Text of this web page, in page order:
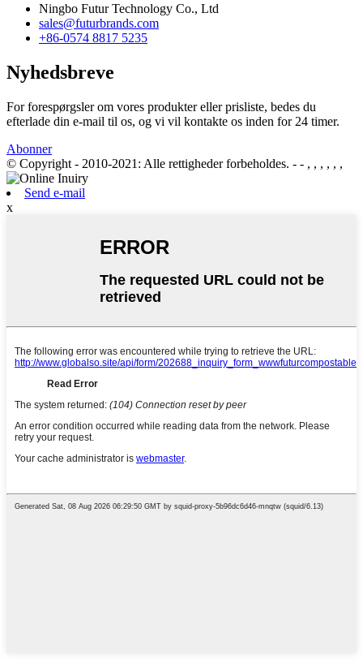
Ningbo Futur Technology Co., Ltd
sales@futurbrands.com
+86-0574 8817 5235
Nyhedsbreve
For forespørgsler om vores produkter eller prisliste, bedes du
efterlade din e-mail til os, og vi vil kontakte os inden for 24 timer.
Abonner
© Copyright - 2010-2021: Alle rettigheder forbeholdes. - - , , , , , ,
Send e-mail
x